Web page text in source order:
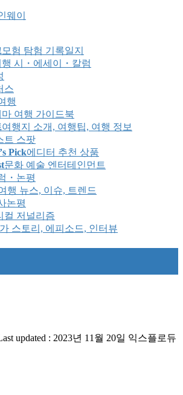
웨이
모험 탐험 기록일지
행 시・에세이・칼럼
스
행
여행 가이드북
여행지 소개, 여행팁, 여행 정보
트 스팟
Pick에디터 추천 상품
문화 예술 엔터테인먼트
・논평
행 뉴스, 이슈, 트렌드
논평
컬 저널리즘
스토리, 에피소드, 인터뷰
updated : 2023년 11월 20일 익스플로듀